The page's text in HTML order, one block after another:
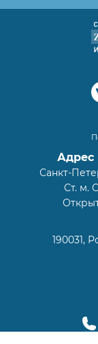
Адрес
Санкт-
Ст. м.
190031,